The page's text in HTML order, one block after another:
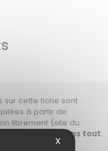
sur cette fiche sont
à partir de
librement (site du
Nous mettons tout
les plus
X